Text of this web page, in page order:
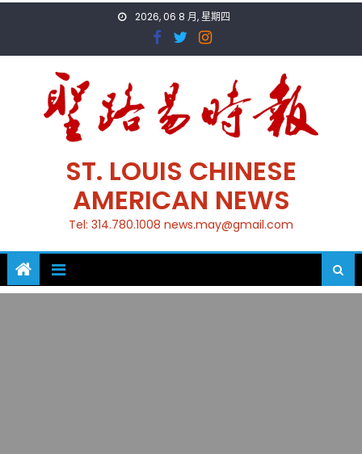
2026, 06 8 月, 星期四
ST. LOUIS CHINESE
AMERICAN NEWS
Tel: 314.780.1008 news.may@gmail.com